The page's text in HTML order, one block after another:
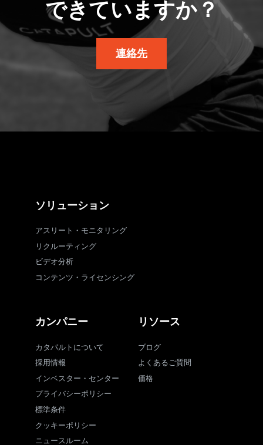
できていますか？
連絡先
ソリューション
アスリート・モニタリング
リクルーティング
ビデオ分析
コンテンツ・ライセンシング
カンパニー
カタパルトについて
採用情報
インベスター・センター
プライバシーポリシー
標準条件
クッキーポリシー
ニュースルーム
リソース
ブログ
よくあるご質問
価格